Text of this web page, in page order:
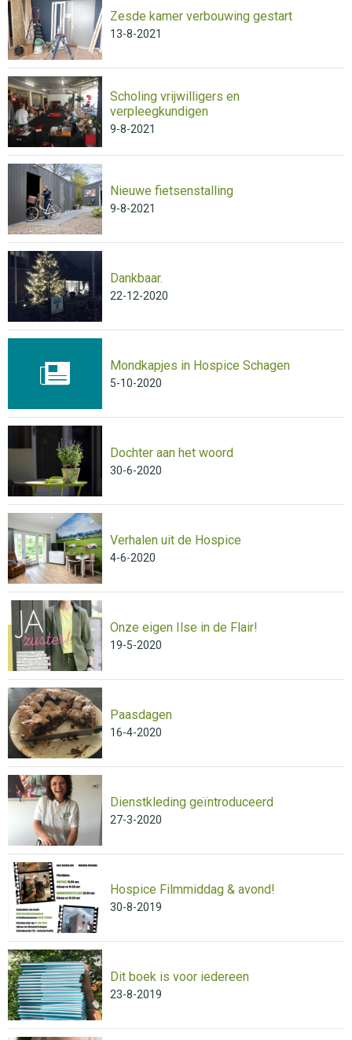
Zesde kamer verbouwing gestart
13-8-2021
Scholing vrijwilligers en
verpleegkundigen
9-8-2021
Nieuwe fietsenstalling
9-8-2021
Dankbaar.
22-12-2020
Mondkapjes in Hospice Schagen
5-10-2020
Dochter aan het woord
30-6-2020
Verhalen uit de Hospice
4-6-2020
Onze eigen Ilse in de Flair!
19-5-2020
Paasdagen
16-4-2020
Dienstkleding geïntroduceerd
27-3-2020
Hospice Filmmiddag & avond!
30-8-2019
Dit boek is voor iedereen
23-8-2019